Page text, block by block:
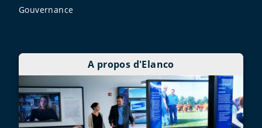
Gouvernance
A propos d'Elanco